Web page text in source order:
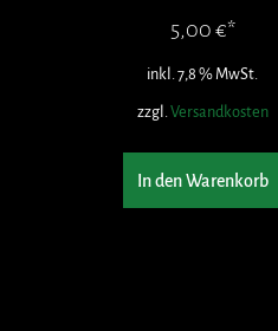
5,00 €
inkl. 7,8 % MwSt.
zzgl. Versandkosten
In den Warenkorb